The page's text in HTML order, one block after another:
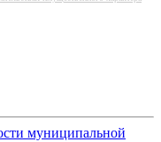
муниципальной